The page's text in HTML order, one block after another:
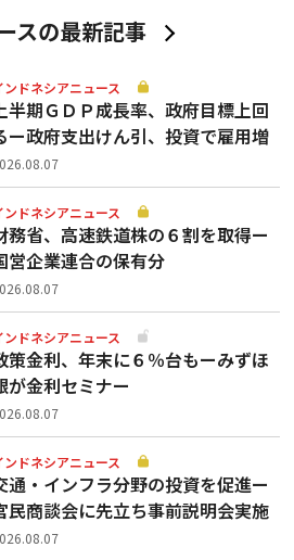
スの最新記事
ンドネシアニュース
半期ＧＤＰ成長率、政府目標上回
ー政府支出けん引、投資で雇用増
ンドネシアニュース
務省、高速鉄道株の６割を取得ー
営企業連合の保有分
ンドネシアニュース
策金利、年末に６％台もーみずほ
が金利セミナー
ンドネシアニュース
通・インフラ分野の投資を促進ー
民商談会に先立ち事前説明会実施